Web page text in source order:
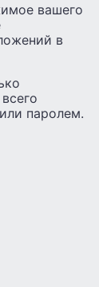
вашего
в
паролем.